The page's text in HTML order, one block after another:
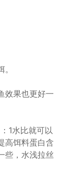
效果也更好一
1水比就可以
高饵料蛋白含
些，水浅拉丝